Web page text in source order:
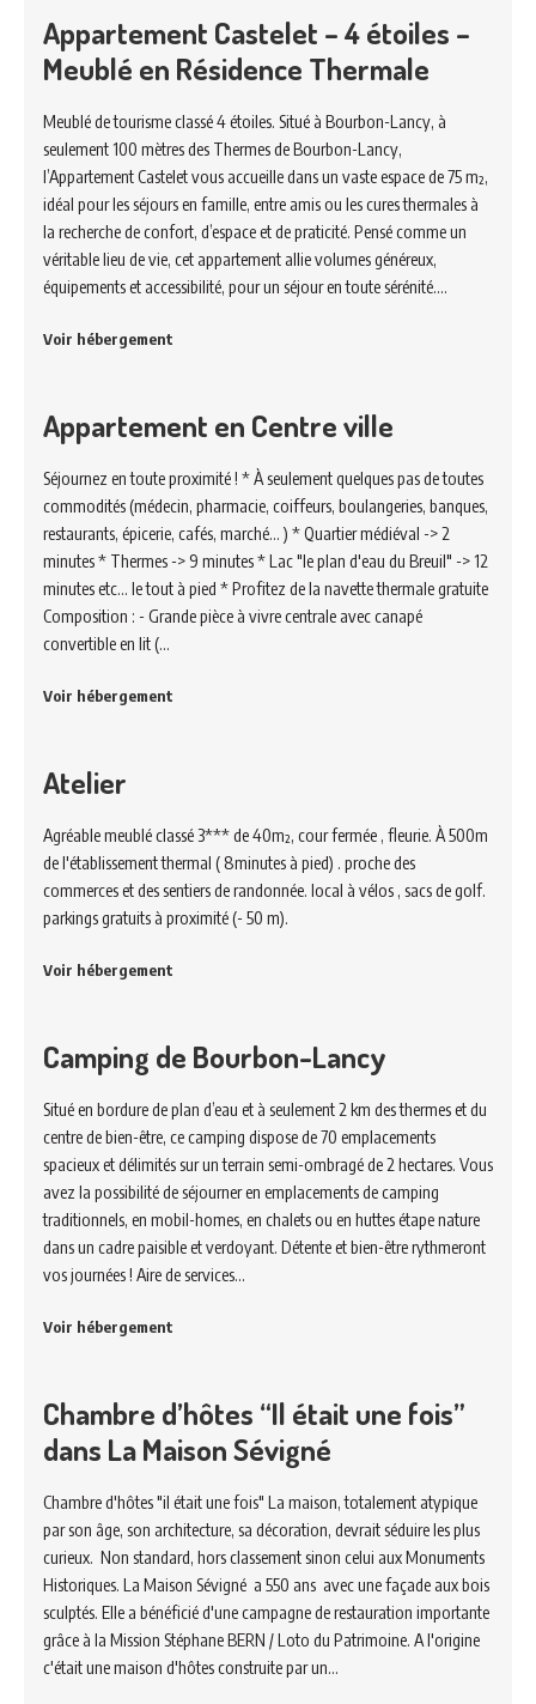
Appartement Castelet – 4 étoiles –
Meublé en Résidence Thermale
Meublé de tourisme classé 4 étoiles. Situé à Bourbon-Lancy, à
seulement 100 mètres des Thermes de Bourbon-Lancy,
l’Appartement Castelet vous accueille dans un vaste espace de 75 m²,
idéal pour les séjours en famille, entre amis ou les cures thermales à
la recherche de confort, d’espace et de praticité. Pensé comme un
véritable lieu de vie, cet appartement allie volumes généreux,
équipements et accessibilité, pour un séjour en toute sérénité.…
Voir hébergement
Appartement en Centre ville
Séjournez en toute proximité ! * À seulement quelques pas de toutes
commodités (médecin, pharmacie, coiffeurs, boulangeries, banques,
restaurants, épicerie, cafés, marché... ) * Quartier médiéval -> 2
minutes * Thermes -> 9 minutes * Lac "le plan d'eau du Breuil" -> 12
minutes etc... le tout à pied * Profitez de la navette thermale gratuite
Composition : - Grande pièce à vivre centrale avec canapé
convertible en lit (…
Voir hébergement
Atelier
Agréable meublé classé 3*** de 40m², cour fermée , fleurie. À 500m
de l'établissement thermal ( 8minutes à pied) . proche des
commerces et des sentiers de randonnée. local à vélos , sacs de golf.
parkings gratuits à proximité (- 50 m).
Voir hébergement
Camping de Bourbon-Lancy
Situé en bordure de plan d’eau et à seulement 2 km des thermes et du
centre de bien-être, ce camping dispose de 70 emplacements
spacieux et délimités sur un terrain semi-ombragé de 2 hectares. Vous
avez la possibilité de séjourner en emplacements de camping
traditionnels, en mobil-homes, en chalets ou en huttes étape nature
dans un cadre paisible et verdoyant. Détente et bien-être rythmeront
vos journées ! Aire de services…
Voir hébergement
Chambre d’hôtes “Il était une fois”
dans La Maison Sévigné
Chambre d'hôtes "il était une fois" La maison, totalement atypique
par son âge, son architecture, sa décoration, devrait séduire les plus
curieux. Non standard, hors classement sinon celui aux Monuments
Historiques. La Maison Sévigné a 550 ans avec une façade aux bois
sculptés. Elle a bénéficié d'une campagne de restauration importante
grâce à la Mission Stéphane BERN / Loto du Patrimoine. A l'origine
c'était une maison d'hôtes construite par un…